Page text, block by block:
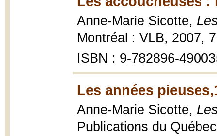
Anne-Marie Sicotte,
Montréal : VLB, 2007,
ISBN : 9-782896-
Les années
Anne-Marie Sicotte,
Publications du